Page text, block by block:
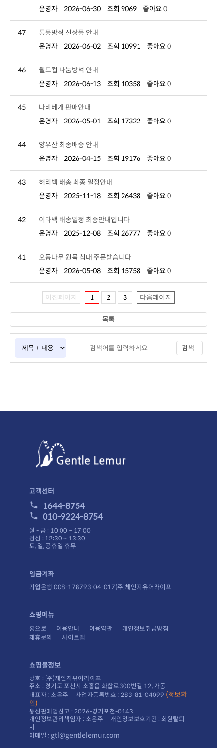
운영자
2026-06-30 조회 9069 좋아요 0
47
통풍방석 신상품 안내
운영자
2026-06-02 조회 10991 좋아요 0
46
월드컵 나눔방석 안내
운영자
2026-06-13 조회 10358 좋아요 0
45
나비베개 판매안내
운영자
2026-05-01 조회 17322 좋아요 0
44
양우산 최종배송 안내
운영자
2026-04-15 조회 19176 좋아요 0
43
허리백 배송 최종 일정안내
운영자
2025-11-18 조회 26438 좋아요 0
42
이타백 배송일정 최종안내입니다
운영자
2025-12-08 조회 26777 좋아요 0
41
오동나무 원목 침대 주문받습니다
운영자
2026-05-08 조회 15758 좋아요 0
이전페이지 1 2 3 다음페이지
검색
목록
고객센터
1644-8754
010-9224-8754
월 - 금 : 10:00 ~ 17:00
점심 : 12:30 ~ 13:30
토, 일, 공휴일 휴무
입금계좌
기업은행 008-178793-04-017(주)체인지유어라이프
쇼핑메뉴
홈으로 이용안내 이용약관
개인정보취급방침
제휴문의
사이트맵
쇼핑몰정보
상호 : (주)체인지유어라이프
주소 : 경기도 포천시 소홀읍 화합로300번길 12, 가동
대표자 : 소은주 사업자등록번호 : 283-81-04099
인)
통신판매업신고 : 2026-경기포천-0143
시
이메일 : gtl@gentlelemur.com